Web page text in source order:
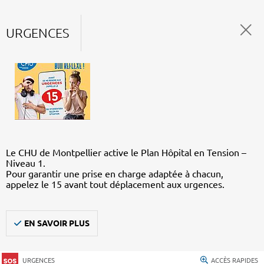
URGENCES
Le CHU de Montpellier active le Plan Hôpital en Tension –
Niveau 1.
Pour garantir une prise en charge adaptée à chacun,
appelez le 15 avant tout déplacement aux urgences.
EN SAVOIR PLUS
URGENCES ACCÈS RAPIDES